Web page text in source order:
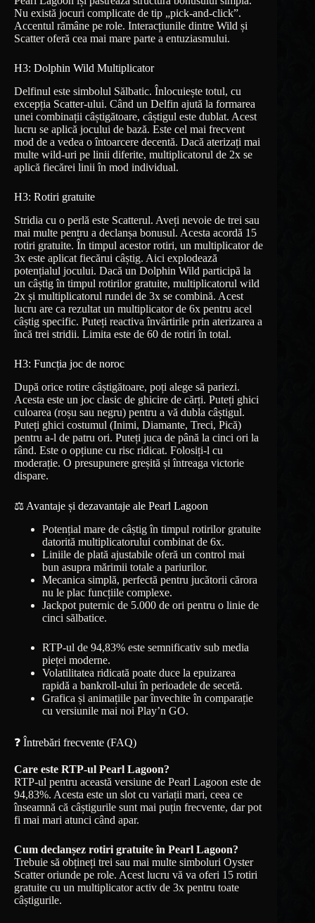
Nu există jocuri complicate de tip „pick-and-click”.
Accentul rămâne pe role. Interacțiunile dintre Wild și
Scatter oferă cea mai mare parte a entuziasmului.
H3: Dolphin Wild Multiplicator
Delfinul este simbolul Sălbatic. Înlocuiește totul, cu
excepția Scatter-ului. Când un Delfin ajută la formarea
unei combinații câștigătoare, câștigul este dublat. Acest
lucru se aplică jocului de bază. Este cel mai frecvent
mod de a vedea o întoarcere decentă. Dacă aterizați mai
multe wild-uri pe linii diferite, multiplicatorul de 2x se
aplică fiecărei linii în mod individual.
H3: Rotiri gratuite
Stridia cu o perlă este Scatterul. Aveți nevoie de trei sau
mai multe pentru a declanșa bonusul. Acesta acordă 15
rotiri gratuite. În timpul acestor rotiri, un multiplicator de
3x este aplicat fiecărui câștig. Aici explodează
potențialul jocului. Dacă un Dolphin Wild participă la
un câștig în timpul rotirilor gratuite, multiplicatorul wild
2x și multiplicatorul rundei de 3x se combină. Acest
lucru are ca rezultat un multiplicator de 6x pentru acel
câștig specific. Puteți reactiva învârtirile prin aterizarea a
încă trei stridii. Limita este de 60 de rotiri în total.
H3: Funcția joc de noroc
După orice rotire câștigătoare, poți alege să pariezi.
Acesta este un joc clasic de ghicire de cărți. Puteți ghici
culoarea (roșu sau negru) pentru a vă dubla câștigul.
Puteți ghici costumul (Inimi, Diamante, Treci, Pică)
pentru a-l de patru ori. Puteți juca de până la cinci ori la
rând. Este o opțiune cu risc ridicat. Folosiți-l cu
moderație. O presupunere greșită și întreaga victorie
dispare.
⚖️ Avantaje și dezavantaje ale Pearl Lagoon
Potențial mare de câștig în timpul rotirilor gratuite
datorită multiplicatorului combinat de 6x.
Liniile de plată ajustabile oferă un control mai
bun asupra mărimii totale a pariurilor.
Mecanica simplă, perfectă pentru jucătorii cărora
nu le plac funcțiile complexe.
Jackpot puternic de 5.000 de ori pentru o linie de
cinci sălbatice.
RTP-ul de 94,83% este semnificativ sub media
pieței moderne.
Volatilitatea ridicată poate duce la epuizarea
rapidă a bankroll-ului în perioadele de secetă.
Grafica și animațiile par învechite în comparație
cu versiunile mai noi Play’n GO.
❓ Întrebări frecvente (FAQ)
Care este RTP-ul Pearl Lagoon?
RTP-ul pentru această versiune de Pearl Lagoon este de
94,83%. Acesta este un slot cu variații mari, ceea ce
înseamnă că câștigurile sunt mai puțin frecvente, dar pot
fi mai mari atunci când apar.
Cum declanșez rotiri gratuite în Pearl Lagoon?
Trebuie să obțineți trei sau mai multe simboluri Oyster
Scatter oriunde pe role. Acest lucru vă va oferi 15 rotiri
gratuite cu un multiplicator activ de 3x pentru toate
câștigurile.